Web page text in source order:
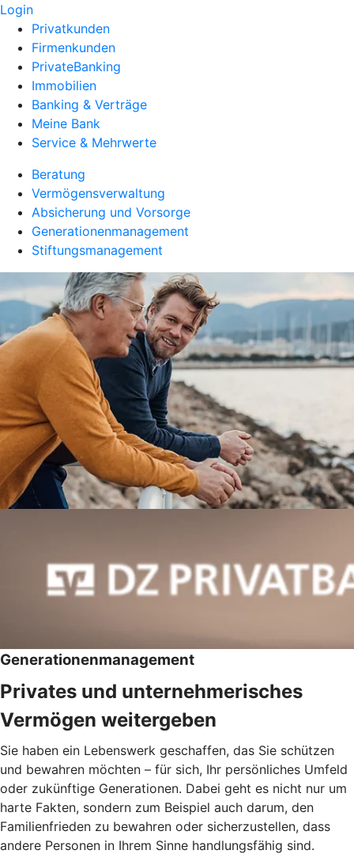
Login
Privatkunden
Firmenkunden
PrivateBanking
Immobilien
Banking & Verträge
Meine Bank
Service & Mehrwerte
Beratung
Vermögensverwaltung
Absicherung und Vorsorge
Generationenmanagement
Stiftungsmanagement
Generationenmanagement
Privates und unternehmerisches
Vermögen weitergeben
Sie haben ein Lebenswerk geschaffen, das Sie schützen
und bewahren möchten – für sich, Ihr persönliches Umfeld
oder zukünftige Generationen. Dabei geht es nicht nur um
harte Fakten, sondern zum Beispiel auch darum, den
Familienfrieden zu bewahren oder sicherzustellen, dass
andere Personen in Ihrem Sinne handlungsfähig sind.